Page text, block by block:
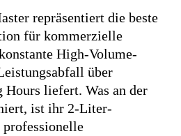
repräsentiert die beste
für kommerzielle
High-Volume-
über
Hours liefert. Was an der
ist ihr 2-Liter-
professionelle